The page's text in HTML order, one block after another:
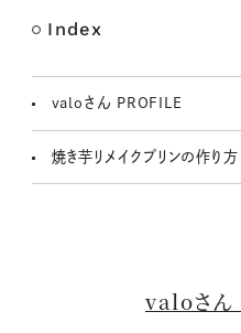
Index
valoさん PROFILE
焼き芋リメイクプリンの作り方
valoさ